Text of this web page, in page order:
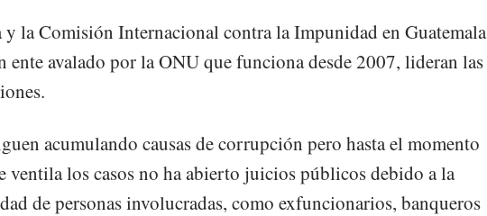
y la Comisión Internacional contra la Impunidad en Guatemala
ente avalado por la ONU que funciona desde 2007, lideran las
acumulando causas de corrupción pero hasta el momento
ventila los casos no ha abierto juicios públicos debido a la
de personas involucradas, como exfuncionarios, banqueros